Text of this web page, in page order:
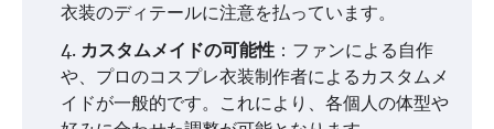
衣装のディテールに注意を払っています。
カスタムメイドの可能性 ：ファンによる自作
や、プロのコスプレ衣装制作者によるカスタムメ
イドが一般的です。これにより、各個人の体型や